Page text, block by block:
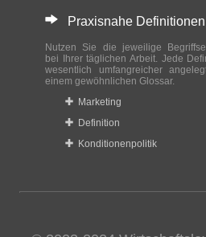
Praxisnahe Definitionen
Nutzen Sie die jeweilige
bei Ihrer täglichen Arbeit. Jede
wesentlich umfangreicher
einem gewöhnlichen Glossar.
Marketing
Definition
Konditionenpolitik